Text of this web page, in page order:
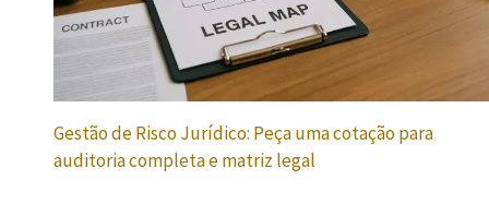
Gestão de Risco Jurídico: Peça uma cotação para
auditoria completa e matriz legal